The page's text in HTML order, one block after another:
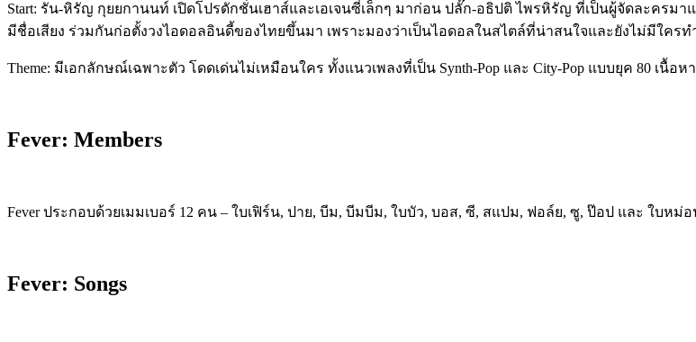
Start: รัน-หิรัญ กุยยกานนท์ เปิดโปรดักชั่นเฮาส์และเอเจนซี่เล็กๆ มาก่อน ปลั๊ก-อธิปติ ไพรหิรัญ ที่เป็นผู้จัดละครมา
มีชื่อเสียง ร่วมกันก่อตั้งวงไอดอลอินดี้ของไทยขึ้นมา เพราะมองว่าเป็นไอดอลในสไตล์ที่น่าสนใจและยังไม่มีใครท
Theme: มีเอกลักษณ์เฉพาะตัว โดดเด่นไม่เหมือนใคร ทั้งแนวเพลงที่เป็น Synth-Pop และ City-Pop แบบยุค 80 เนื้อ
Fever: Members
Fever ประกอบด้วยเมมเบอร์ 12 คน – ใบเฟิร์น, ปาย, บีม, บีมบีม, ใบบัว, บอส, ซี, สแปม, ฟอล์ย, ซู, ป๊อป และ ใบหม่อ
Fever: Songs